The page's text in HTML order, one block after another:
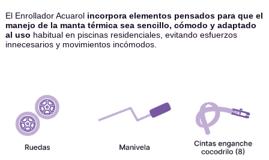
El Enrollador Acuarol incorpora elementos pensados para que el
manejo de la manta térmica sea sencillo, cómodo y adaptado
al uso habitual en piscinas residenciales, evitando esfuerzos
innecesarios y movimientos incómodos.